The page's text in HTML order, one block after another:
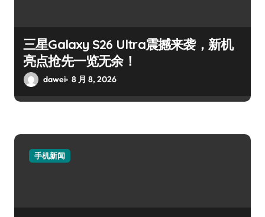
三星Galaxy S26 Ultra震撼来袭，新机
亮点抢先一览无余！
dawei 8 月 8, 2026
手机新闻